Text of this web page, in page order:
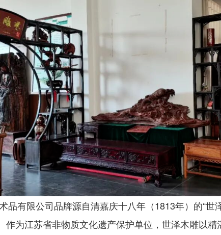
有限公司品牌源自清嘉庆十八年（1813年）的“世
作为江苏省非物质文化遗产保护单位，世泽木雕以